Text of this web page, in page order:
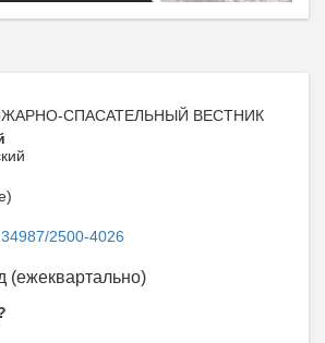
СПАСАТЕЛЬНЫЙ ВЕСТНИК
2500-4026
(ежеквартально)